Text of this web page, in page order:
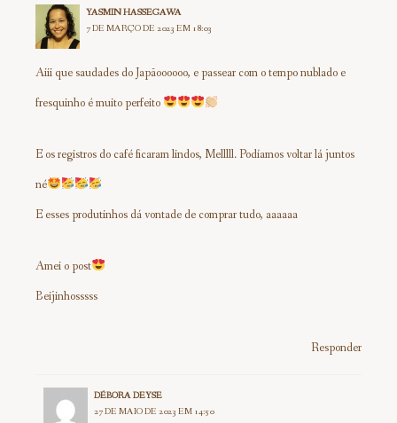
YASMIN HASSEGAWA
7 DE MARÇO DE 2023 EM 18:03
Aiii que saudades do Japãoooooo, e passear com o tempo nublado e
fresquinho é muito perfeito
E os registros do café ficaram lindos, Melllll. Podíamos voltar lá juntos
né
E esses produtinhos dá vontade de comprar tudo, aaaaaa
Amei o post
Beijinhosssss
Responder
DÉBORA DEYSE
27 DE MAIO DE 2023 EM 14:50